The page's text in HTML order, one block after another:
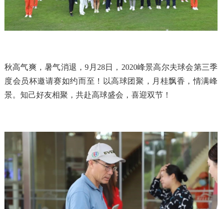
秋高气爽，暑气消退，9月28日，2020峰景高尔夫球会第三季
度会员杯邀请赛如约而至！以高球团聚，月桂飘香，情满峰
景。知己好友相聚，共赴高球盛会，喜迎双节！